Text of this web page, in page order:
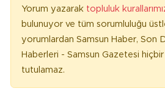
Yorum yazarak topluluk
bulunuyor ve tüm sorumluluğu
yorumlardan Samsun Haber, Son
Haberleri - Samsun Gazetesi
tutulamaz.